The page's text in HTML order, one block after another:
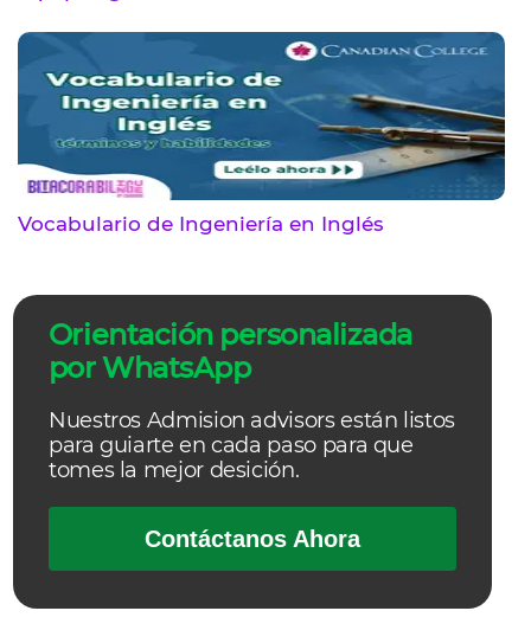
Vocabulario de Ingeniería en Inglés
Orientación personalizada
por WhatsApp
Nuestros Admision advisors están listos
para guiarte en cada paso para que
tomes la mejor desición.
Contáctanos Ahora